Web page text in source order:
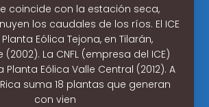
coincide con la estación seca,
los caudales de los ríos. El ICE
Eólica Tejona, en Tilarán,
La CNFL (empresa del ICE)
Eólica Valle Central (2012). A
suma 18 plantas que generan
con vien